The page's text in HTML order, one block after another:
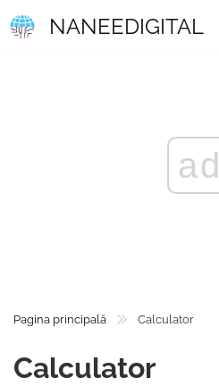
NANEEDIGITAL
ad
Pagina principală Calculator
Calculator